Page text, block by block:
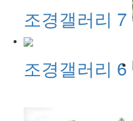
조경갤러리 7
조경갤러리 6